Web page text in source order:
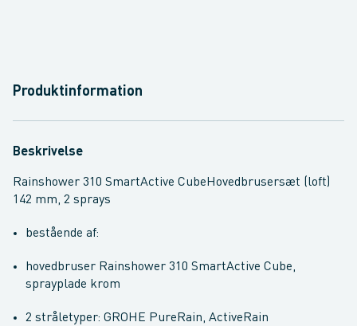
Produktinformation
Beskrivelse
Rainshower 310 SmartActive CubeHovedbrusersæt (loft)
142 mm, 2 sprays
bestående af:
hovedbruser Rainshower 310 SmartActive Cube,
sprayplade krom
2 stråletyper: GROHE PureRain, ActiveRain